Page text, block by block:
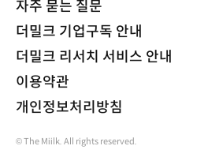
자주 묻는 질문
더밀크 기업구독 안내
더밀크 리서치 서비스 안내
이용약관
개인정보처리방침
© The Miilk. All rights reserved.